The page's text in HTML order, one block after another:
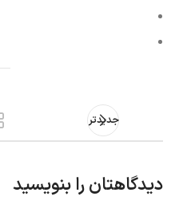
جدیدتر
دیدگاهتان را بنویسید